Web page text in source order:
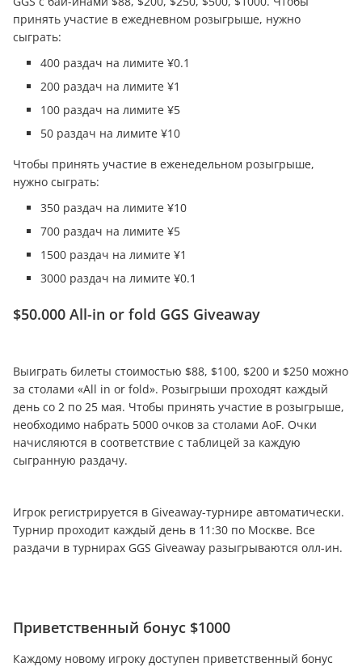
принять участие в ежедневном розыгрыше, нужно
сыграть:
400 раздач на лимите ¥0.1
200 раздач на лимите ¥1
100 раздач на лимите ¥5
50 раздач на лимите ¥10
Чтобы принять участие в еженедельном розыгрыше,
нужно сыграть:
350 раздач на лимите ¥10
700 раздач на лимите ¥5
1500 раздач на лимите ¥1
3000 раздач на лимите ¥0.1
$50.000 All-in or fold GGS Giveaway
Выиграть билеты стоимостью $88, $100, $200 и $250 можно
за столами «All in or fold». Розыгрыши проходят каждый
день со 2 по 25 мая. Чтобы принять участие в розыгрыше,
необходимо набрать 5000 очков за столами AoF. Очки
начисляются в соответствие с таблицей за каждую
сыгранную раздачу.
Игрок регистрируется в Giveaway-турнире автоматически.
Турнир проходит каждый день в 11:30 по Москве. Все
раздачи в турнирах GGS Giveaway разыгрываются олл-ин.
Приветственный бонус $1000
Каждому новому игроку доступен приветственный бонус